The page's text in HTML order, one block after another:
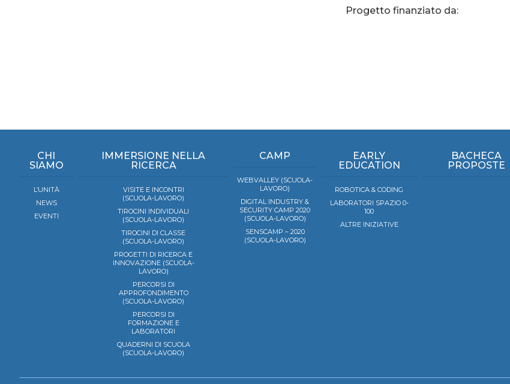
Progetto finanziato da:
CHI
SIAMO
L’UNITÀ
NEWS
EVENTI
IMMERSIONE NELLA
RICERCA
VISITE E INCONTRI
(SCUOLA-LAVORO)
TIROCINI INDIVIDUALI
(SCUOLA-LAVORO)
TIROCINI DI CLASSE
(SCUOLA-LAVORO)
PROGETTI DI RICERCA E
INNOVAZIONE (SCUOLA-
LAVORO)
PERCORSI DI
APPROFONDIMENTO
(SCUOLA-LAVORO)
PERCORSI DI
FORMAZIONE E
LABORATORI
QUADERNI DI SCUOLA
(SCUOLA-LAVORO)
CAMP
WEBVALLEY (SCUOLA-
LAVORO)
DIGITAL INDUSTRY &
SECURITY CAMP 2020
(SCUOLA-LAVORO)
SENSCAMP – 2020
(SCUOLA-LAVORO)
EARLY
EDUCATION
ROBOTICA & CODING
LABORATORI SPAZIO 0-
100
ALTRE INIZIATIVE
BACHECA
PROPOSTE